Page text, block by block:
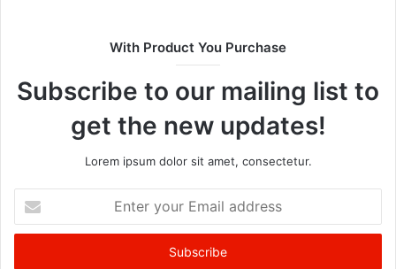
With Product You Purchase
Subscribe to our mailing list to
get the new updates!
Lorem ipsum dolor sit amet, consectetur.
your
Email